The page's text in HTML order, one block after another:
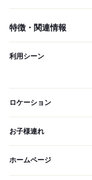
特徴・関連情報
利用シーン
ロケーション
お子様連れ
ホームページ